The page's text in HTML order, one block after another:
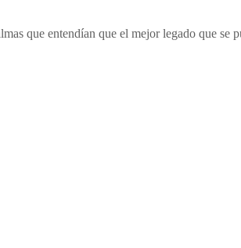
que entendían que el mejor legado que se